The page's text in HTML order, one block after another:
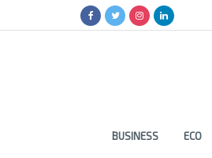
BUSINESS ECO